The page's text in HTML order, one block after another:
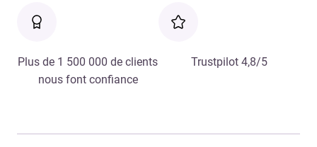
Plus de 1 500 000 de clients
nous font confiance
Trustpilot 4,8/5